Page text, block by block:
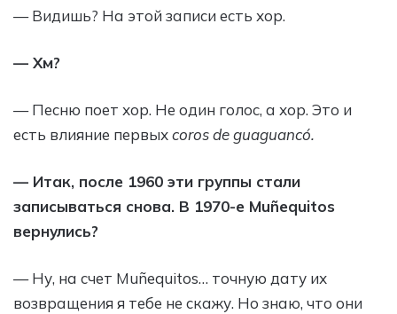
— Видишь? На этой записи есть хор.
— Хм?
— Песню поет хор. Не один голос, а хор. Это и
есть влияние первыхcoros de guaguancó.
— Итак, после 1960 эти группы стали
записываться снова. В 1970-е Muñequitos
вернулись?
— Ну, на счет Muñequitos… точную дату их
возвращения я тебе не скажу. Но знаю, что они